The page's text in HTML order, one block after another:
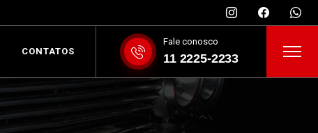
CONTATOS
Fale conosco
11 2225-2233